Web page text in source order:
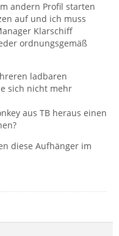
andern Profil starten
auf und ich muss
Klarschiff
ordnungsgemäß
ladbaren
sich nicht mehr
aus TB heraus einen
diese Aufhänger im